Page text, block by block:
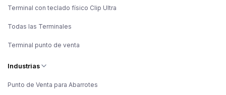
Terminal con teclado físico Clip Ultra
Todas las Terminales
Terminal punto de venta
Industrias
Punto de Venta para Abarrotes